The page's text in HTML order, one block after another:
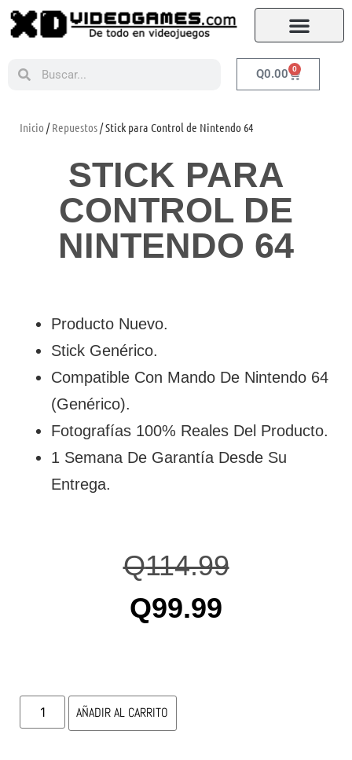
Q0.00 0
Inicio /Repuestos/ Stick para Control de Nintendo 64
STICK PARA
CONTROL DE
NINTENDO 64
Producto Nuevo.
Stick Genérico.
Compatible Con Mando De Nintendo 64
(Genérico).
Fotografías 100% Reales Del Producto.
1 Semana De Garantía Desde Su
Entrega.
Q114.99
Q99.99
AÑADIR AL CARRITO